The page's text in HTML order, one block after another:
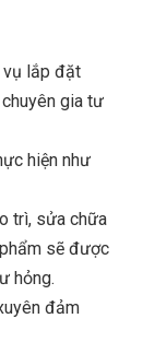
vụ lắp đặt
gia tư
hiện như
trì, sửa chữa
sẽ được
hỏng.
đảm